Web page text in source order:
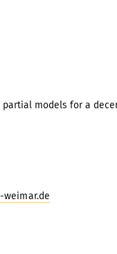
partial models for a
weimar.de